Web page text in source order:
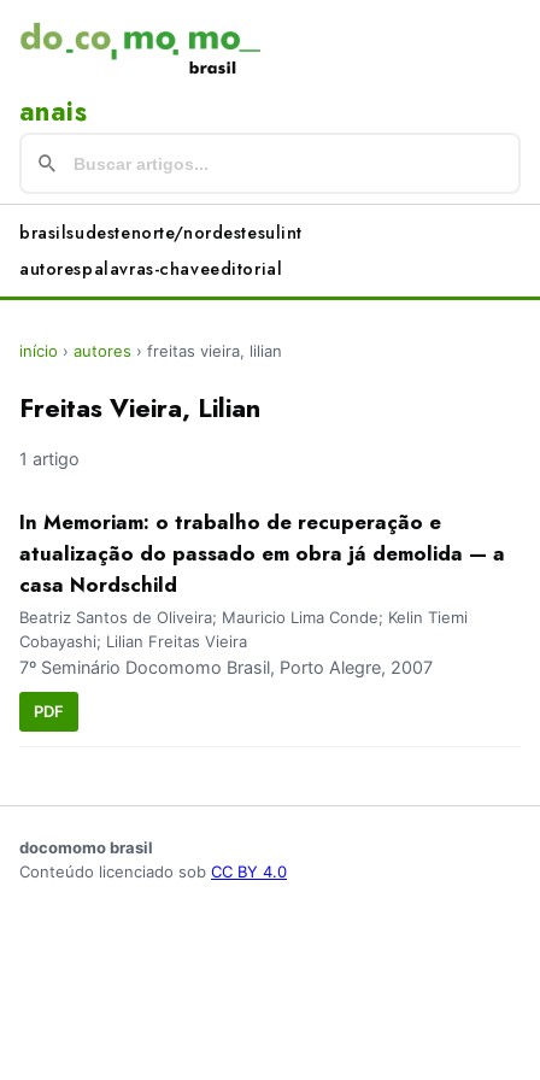
anais
brasilsudestenorte/nordestesulint
autorespalavras-chaveeditorial
início › autores › freitas vieira, lilian
Freitas Vieira, Lilian
1 artigo
In Memoriam: o trabalho de recuperação e
atualização do passado em obra já demolida — a
casa Nordschild
Beatriz Santos de Oliveira; Mauricio Lima Conde; Kelin Tiemi
Cobayashi; Lilian Freitas Vieira
7º Seminário Docomomo Brasil, Porto Alegre, 2007
PDF
docomomo brasil
Conteúdo licenciado sob CC BY 4.0